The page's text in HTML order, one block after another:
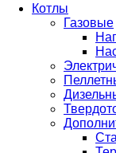
Котлы
Газовые